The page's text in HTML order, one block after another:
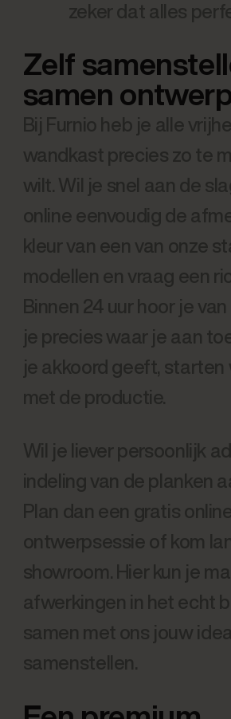
zeker dat alles
Zelf
samen
Bij Furnio heb je alle
wandkast precies zo te
wilt. Wil je snel aan de
online eenvoudig de
kleur van een van onze
modellen en vraag een
Binnen 24 uur hoor je
je precies waar je aan
je akkoord geeft, starten
met de productie.
Wil je liever persoonlijk
indeling van de planken
Plan dan een gratis
ontwerpsessie of kom
showroom. Hier kun je
afwerkingen in het echt
samen met ons jouw
samenstellen.